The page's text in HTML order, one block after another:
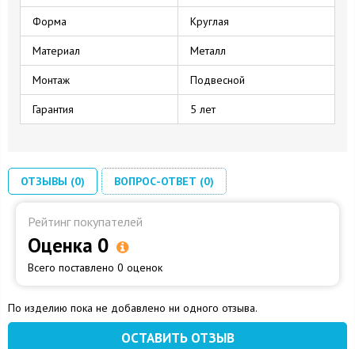
Форма Круглая
Материал Металл
Монтаж Подвесной
Гарантия 5 лет
ОТЗЫВЫ (0) ВОПРОС-ОТВЕТ (0)
Рейтинг покупателей
Оценка 0
Всего поставлено 0 оценок
По изделию пока не добавлено ни одного отзыва.
ОСТАВИТЬ ОТЗЫВ